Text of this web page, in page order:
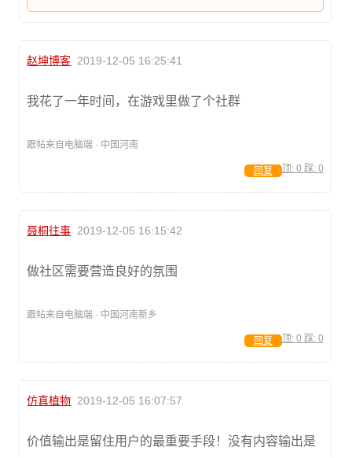
赵坤博客 2019-12-05 16:25:41
我花了一年时间，在游戏里做了个社群
跟帖来自电脑端 · 中国河南
顶: 0 踩: 0
回复
聂桐往事 2019-12-05 16:15:42
做社区需要营造良好的氛围
跟帖来自电脑端 · 中国河南新乡
顶: 0 踩: 0
回复
仿真植物 2019-12-05 16:07:57
价值输出是留住用户的最重要手段！没有内容输出是